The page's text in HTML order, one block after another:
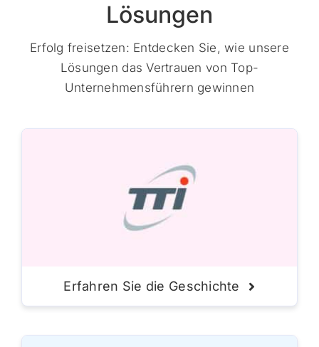
Lösungen
Erfolg freisetzen: Entdecken Sie, wie unsere
Lösungen das Vertrauen von Top-
Unternehmensführern gewinnen
Erfahren Sie die Geschichte